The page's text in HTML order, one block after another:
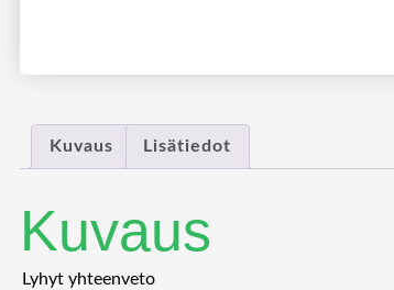
Kuvaus Lisätiedot
Kuvaus
Lyhyt yhteenveto